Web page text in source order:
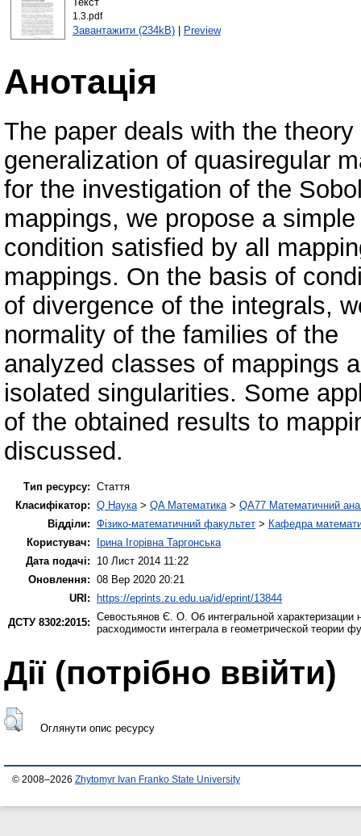
1.3.pdf
Завантажити (234kB)| Preview
Анотація
The paper deals with the
generalization of quasiregular
for the investigation of the
mappings, we propose a simple
condition satisfied by all
mappings. On the basis of
of divergence of the integrals,
normality of the families of the
analyzed classes of mappings
isolated singularities. Some
of the obtained results to
discussed.
Тип ресурсу: Стаття
Класифікатор: Q Наука > QA Математика > QA77 Математичний
Відділи: Фізико-математичний факультет > Кафедра
Користувач:
Ірина Ігорівна Таргонська
Дата подачі:
10 Лист 2014 11:22
Оновлення: 08 Вер 2020 20:21
URI: https://eprints.zu.edu.ua/id/eprint/13844
ДСТУ 8302:2015: Севостьянов Є. О. Об интегральной
расходимости интеграла в геометрической теории
Дії ​​(потрібно ввійти)
Оглянути опис ресурсу
© 2008–2026 Zhytomyr Ivan Franko State University